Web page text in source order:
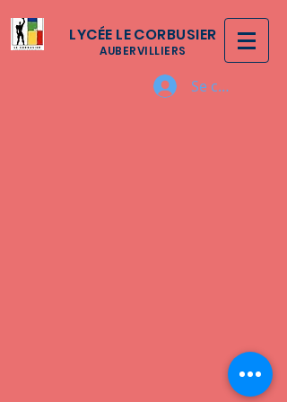
LYCÉE LE CORBUSIER
AUBERVILLIERS
Se connecter